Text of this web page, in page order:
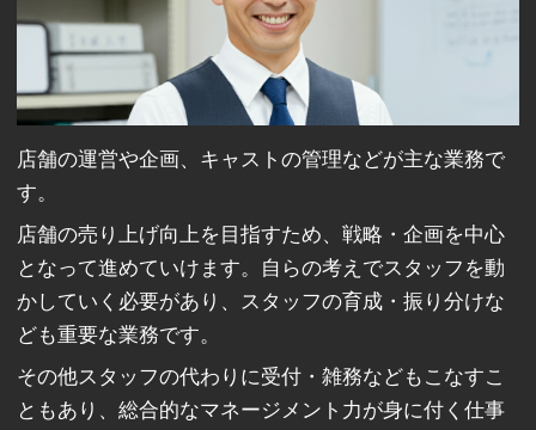
店舗の運営や企画、キャストの管理などが主な業務で
す。
店舗の売り上げ向上を目指すため、戦略・企画を中心
となって進めていけます。自らの考えでスタッフを動
かしていく必要があり、スタッフの育成・振り分けな
ども重要な業務です。
その他スタッフの代わりに受付・雑務などもこなすこ
ともあり、総合的なマネージメント力が身に付く仕事